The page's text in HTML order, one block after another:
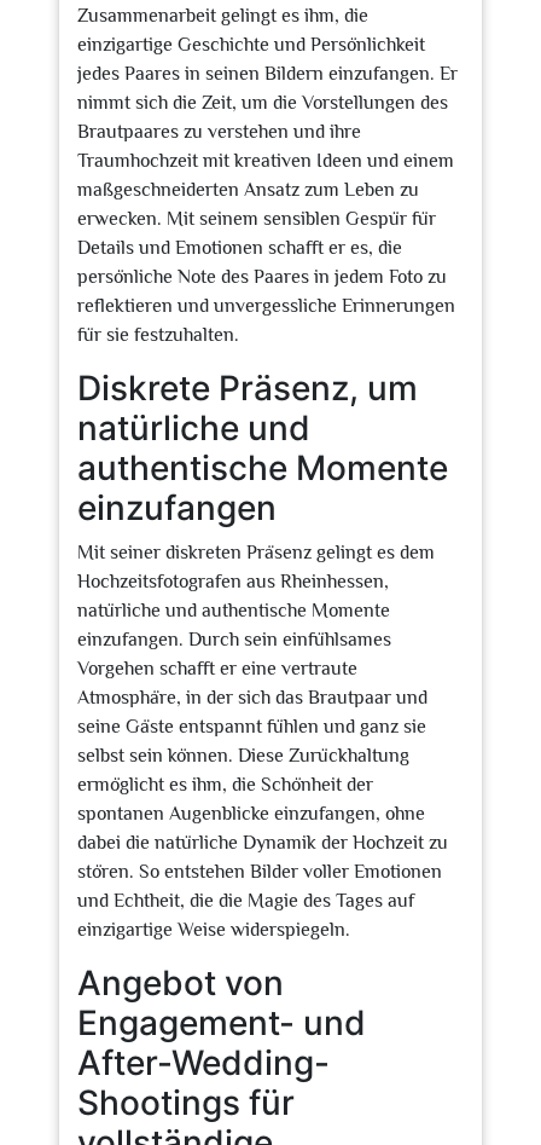
Zusammenarbeit gelingt es ihm, die
einzigartige Geschichte und Persönlichkeit
jedes Paares in seinen Bildern einzufangen. Er
nimmt sich die Zeit, um die Vorstellungen des
Brautpaares zu verstehen und ihre
Traumhochzeit mit kreativen Ideen und einem
maßgeschneiderten Ansatz zum Leben zu
erwecken. Mit seinem sensiblen Gespür für
Details und Emotionen schafft er es, die
persönliche Note des Paares in jedem Foto zu
reflektieren und unvergessliche Erinnerungen
für sie festzuhalten.
Diskrete Präsenz, um
natürliche und
authentische Momente
einzufangen
Mit seiner diskreten Präsenz gelingt es dem
Hochzeitsfotografen aus Rheinhessen,
natürliche und authentische Momente
einzufangen. Durch sein einfühlsames
Vorgehen schafft er eine vertraute
Atmosphäre, in der sich das Brautpaar und
seine Gäste entspannt fühlen und ganz sie
selbst sein können. Diese Zurückhaltung
ermöglicht es ihm, die Schönheit der
spontanen Augenblicke einzufangen, ohne
dabei die natürliche Dynamik der Hochzeit zu
stören. So entstehen Bilder voller Emotionen
und Echtheit, die die Magie des Tages auf
einzigartige Weise widerspiegeln.
Angebot von
Engagement- und
After-Wedding-
Shootings für